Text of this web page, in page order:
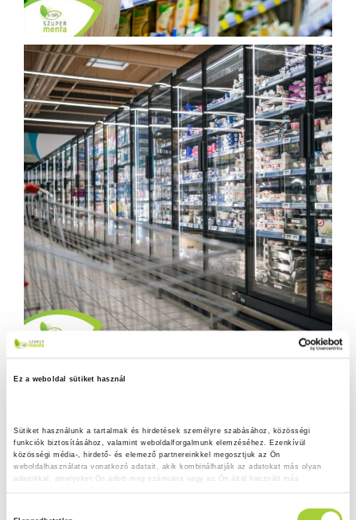
Ez a weboldal sütiket használ
Sütiket használunk a tartalmak és hirdetések személyre szabásához, közösségi
funkciók biztosításához, valamint weboldalforgalmunk elemzéséhez. Ezenkívül
közösségi média-, hirdető- és elemező partnereinkkel megosztjuk az Ön
weboldalhasználatra vonatkozó adatait, akik kombinálhatják az adatokat más olyan
adatokkal, amelyeket Ön adott meg számukra vagy az Ön által használt más